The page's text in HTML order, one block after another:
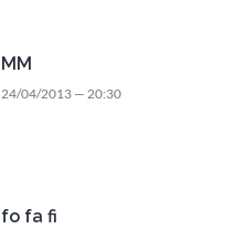
MM
24/04/2013 — 20:30
fo fa fi